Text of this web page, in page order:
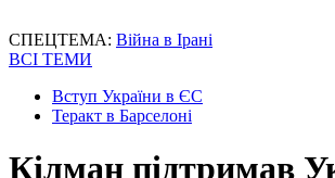
СПЕЦТЕМА: Війна в Ірані
ВСІ ТЕМИ
Вступ України в ЄС
Теракт в Барселоні
Кілман підтримав